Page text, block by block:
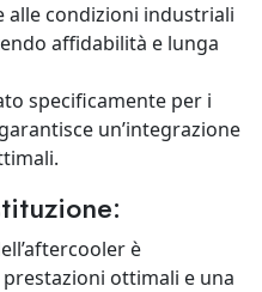
alle condizioni industriali
affidabilità e lunga
specificamente per i
un’integrazione
è
ottimali e una